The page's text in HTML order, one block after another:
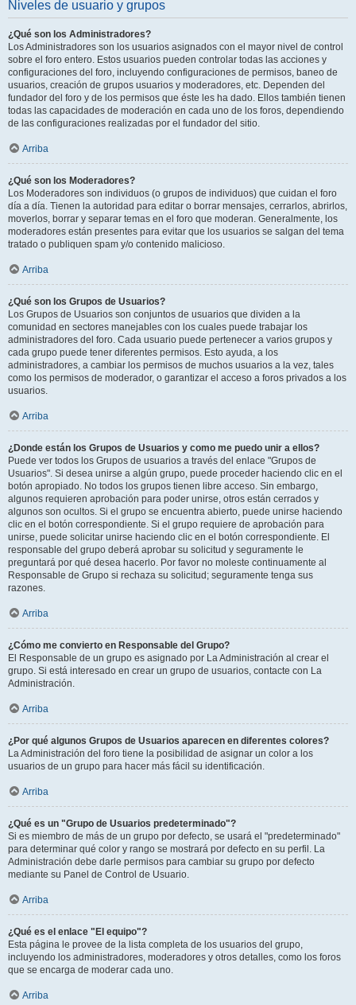
Niveles de usuario y grupos
¿Qué son los Administradores?
Los Administradores son los usuarios asignados con el mayor nivel de control
sobre el foro entero. Estos usuarios pueden controlar todas las acciones y
configuraciones del foro, incluyendo configuraciones de permisos, baneo de
usuarios, creación de grupos usuarios y moderadores, etc. Dependen del
fundador del foro y de los permisos que éste les ha dado. Ellos también tienen
todas las capacidades de moderación en cada uno de los foros, dependiendo
de las configuraciones realizadas por el fundador del sitio.
Arriba
¿Qué son los Moderadores?
Los Moderadores son individuos (o grupos de individuos) que cuidan el foro
día a día. Tienen la autoridad para editar o borrar mensajes, cerrarlos, abrirlos,
moverlos, borrar y separar temas en el foro que moderan. Generalmente, los
moderadores están presentes para evitar que los usuarios se salgan del tema
tratado o publiquen spam y/o contenido malicioso.
Arriba
¿Qué son los Grupos de Usuarios?
Los Grupos de Usuarios son conjuntos de usuarios que dividen a la
comunidad en sectores manejables con los cuales puede trabajar los
administradores del foro. Cada usuario puede pertenecer a varios grupos y
cada grupo puede tener diferentes permisos. Esto ayuda, a los
administradores, a cambiar los permisos de muchos usuarios a la vez, tales
como los permisos de moderador, o garantizar el acceso a foros privados a los
usuarios.
Arriba
¿Donde están los Grupos de Usuarios y como me puedo unir a ellos?
Puede ver todos los Grupos de usuarios a través del enlace "Grupos de
Usuarios". Si desea unirse a algún grupo, puede proceder haciendo clic en el
botón apropiado. No todos los grupos tienen libre acceso. Sin embargo,
algunos requieren aprobación para poder unirse, otros están cerrados y
algunos son ocultos. Si el grupo se encuentra abierto, puede unirse haciendo
clic en el botón correspondiente. Si el grupo requiere de aprobación para
unirse, puede solicitar unirse haciendo clic en el botón correspondiente. El
responsable del grupo deberá aprobar su solicitud y seguramente le
preguntará por qué desea hacerlo. Por favor no moleste continuamente al
Responsable de Grupo si rechaza su solicitud; seguramente tenga sus
razones.
Arriba
¿Cómo me convierto en Responsable del Grupo?
El Responsable de un grupo es asignado por La Administración al crear el
grupo. Si está interesado en crear un grupo de usuarios, contacte con La
Administración.
Arriba
¿Por qué algunos Grupos de Usuarios aparecen en diferentes colores?
La Administración del foro tiene la posibilidad de asignar un color a los
usuarios de un grupo para hacer más fácil su identificación.
Arriba
¿Qué es un "Grupo de Usuarios predeterminado"?
Si es miembro de más de un grupo por defecto, se usará el "predeterminado"
para determinar qué color y rango se mostrará por defecto en su perfil. La
Administración debe darle permisos para cambiar su grupo por defecto
mediante su Panel de Control de Usuario.
Arriba
¿Qué es el enlace "El equipo"?
Esta página le provee de la lista completa de los usuarios del grupo,
incluyendo los administradores, moderadores y otros detalles, como los foros
que se encarga de moderar cada uno.
Arriba